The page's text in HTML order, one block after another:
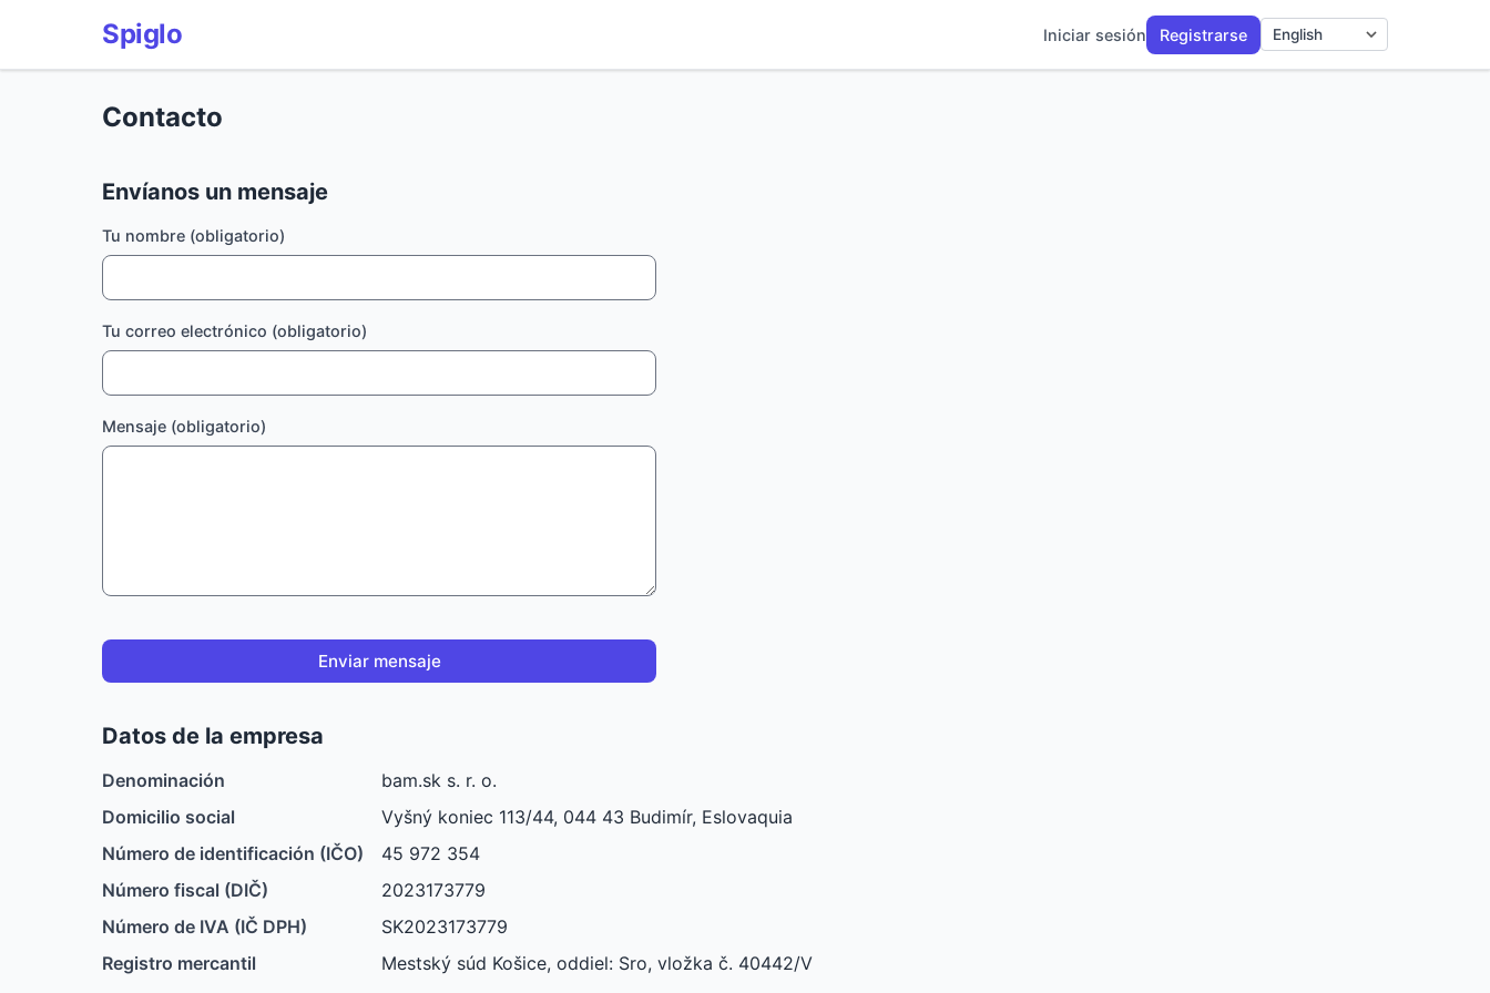
Spiglo Iniciar sesión Registrarse
Idioma
Contacto
Envíanos un mensaje
Tu nombre (obligatorio)
Tu correo electrónico (obligatorio)
Mensaje (obligatorio)
Enviar mensaje
Datos de la empresa
Denominación
bam.sk s. r. o.
Domicilio social
Vyšný koniec 113/44, 044 43 Budimír, Eslovaquia
Número de identificación (IČO)
45 972 354
Número fiscal (DIČ)
2023173779
Número de IVA (IČ DPH)
SK2023173779
Registro mercantil
Mestský súd Košice, oddiel: Sro, vložka č. 40442/V